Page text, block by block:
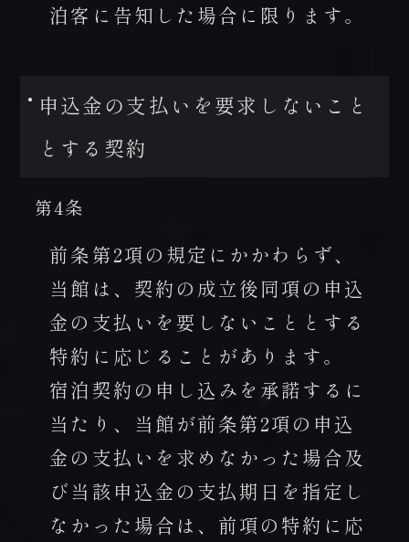
泊客に告知した場合に限ります。
申込金の支払いを要求しないこと
とする契約
第4条
前条第2項の規定にかかわらず、
当館は、契約の成立後同項の申込
金の支払いを要しないこととする
特約に応じることがあります。
宿泊契約の申し込みを承諾するに
当たり、当館が前条第2項の申込
金の支払いを求めなかった場合及
び当該申込金の支払期日を指定し
なかった場合は、前項の特約に応